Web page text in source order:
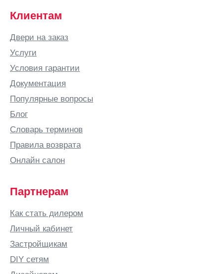
Витебск
Владивосток
Владикавказ
Владимир
Владимирская
область
ВНИИССОК
Водный
Волгоград
Волгодонск
Волковыск
Волоколамск
Воронежская
Клиентам
Двери на заказ
Услуги
Условия гарантии
Документация
Популярные вопросы
Блог
Словарь терминов
Правила возврата
Онлайн салон
Партнерам
Как стать дилером
Личный кабинет
Застройщикам
DIY сетям